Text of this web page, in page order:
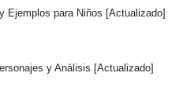
Ejemplos para Niños [Actualizado]
y Análisis [Actualizado]